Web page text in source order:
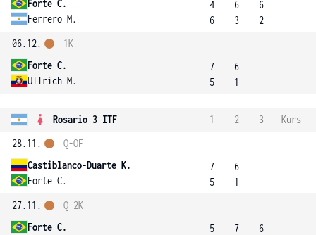
Forte C.
Ferrero M.
4
6
6
3
6
2
06.12.
Forte C.
Ullrich M.
1K
7
5
6
1
Rosario 3 ITF 1 2 3
Kurs
28.11.
Castiblanco-Duarte K.
Forte C.
Q-OF
7
5
6
1
27.11.
Forte C.
Q-2K
5
7
6